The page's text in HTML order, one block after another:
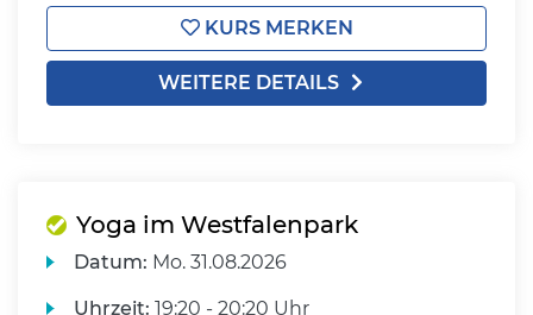
KURS MERKEN
WEITERE DETAILS
Yoga im Westfalenpark
Datum: Mo. 31.08.2026
Uhrzeit: 19:20 - 20:20 Uhr